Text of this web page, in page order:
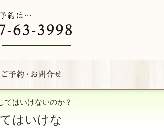
てはいけないのか？
はいけな